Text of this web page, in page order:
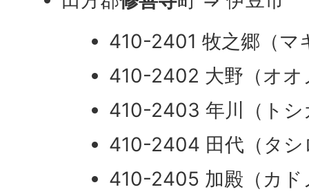
410-2401 牧之郷（マ
410-2402 大野（オオ
410-2403 年川（トシ
410-2404 田代（タシ
410-2405 加殿（カド